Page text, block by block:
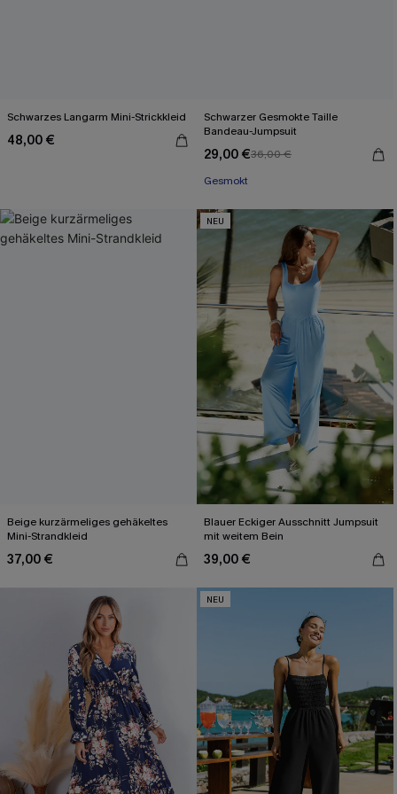
Schwarzes Langarm Mini-Strickkleid
48,00 €
Schwarzer Gesmokte Taille
Bandeau-Jumpsuit
29,00 €36,00 €
Gesmokt
Beige kurzärmeliges gehäkeltes
Mini-Strandkleid
37,00 €
NEU
Blauer Eckiger Ausschnitt Jumpsuit
mit weitem Bein
39,00 €
NEU